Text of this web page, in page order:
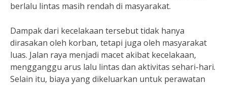
berlalu lintas masih rendah di masyarakat.
Dampak dari kecelakaan tersebut tidak hanya
dirasakan oleh korban, tetapi juga oleh masyarakat
luas. Jalan raya menjadi macet akibat kecelakaan,
mengganggu arus lalu lintas dan aktivitas sehari-hari.
Selain itu, biaya yang dikeluarkan untuk perawatan